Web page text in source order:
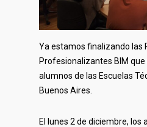
Ya estamos finalizando las
Profesionalizantes BIM
alumnos de las Escuelas
Buenos Aires.
El lunes 2 de diciembre, los